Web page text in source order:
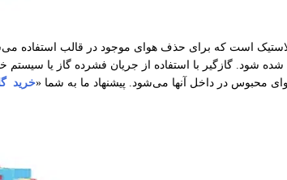
است که برای حذف هوای موجود در قالب استفاده
شود. گازگیر با استفاده از جریان فشرده گاز یا
محبوس در داخل آنها می‌شود. پیشنهاد ما به شما «خرید